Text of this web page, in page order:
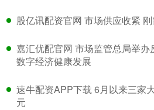
股亿讯配资官网 市场供应收紧
嘉汇优配官网 市场监管总局举
数字经济健康发展
速牛配资APP下载 6月以来三家
元